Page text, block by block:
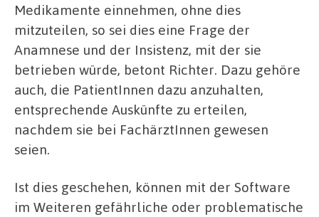
Medikamente einnehmen, ohne dies
mitzuteilen, so sei dies eine Frage der
Anamnese und der Insistenz, mit der sie
betrieben würde, betont Richter. Dazu gehöre
auch, die PatientInnen dazu anzuhalten,
entsprechende Auskünfte zu erteilen,
nachdem sie bei FachärztInnen gewesen
seien.
Ist dies geschehen, können mit der Software
im Weiteren gefährliche oder problematische